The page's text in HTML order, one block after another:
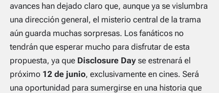
avances han dejado claro que, aunque ya se vislumbra
una dirección general, el misterio central de la trama
aún guarda muchas sorpresas. Los fanáticos no
tendrán que esperar mucho para disfrutar de esta
propuesta, ya que Disclosure Day se estrenará el
próximo 12 de junio, exclusivamente en cines. Será
una oportunidad para sumergirse en una historia que